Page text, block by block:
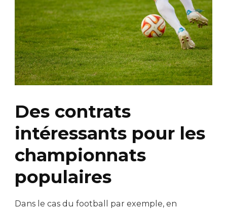
Des contrats
intéressants pour les
championnats
populaires
Dans le cas du football par exemple, en